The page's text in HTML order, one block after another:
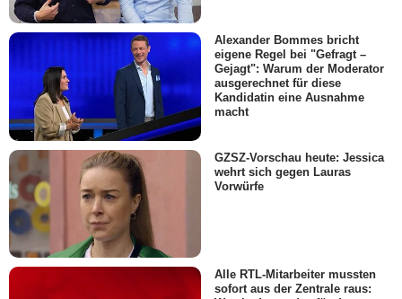
Alexander Bommes bricht
eigene Regel bei "Gefragt –
Gejagt": Warum der Moderator
ausgerechnet für diese
Kandidatin eine Ausnahme
macht
GZSZ-Vorschau heute: Jessica
wehrt sich gegen Lauras
Vorwürfe
Alle RTL-Mitarbeiter mussten
sofort aus der Zentrale raus: